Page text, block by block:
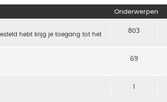
Onderwerpen
hebt krijg je toegang tot het
803
69
1